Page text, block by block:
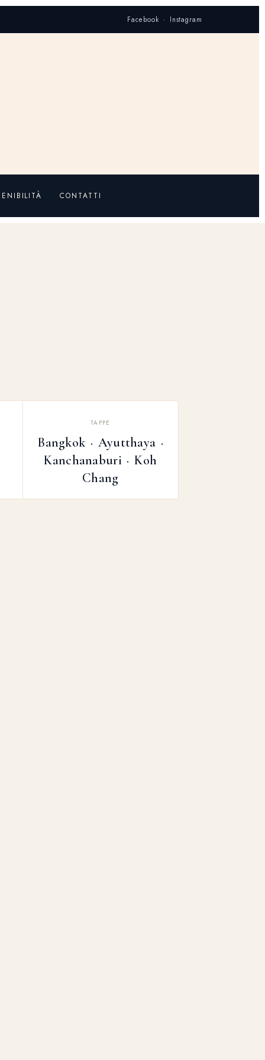
Facebook · Instagram
CONTATTI
TAPPE
Bangkok · Ayutthaya ·
Kanchanaburi · Koh
Chang